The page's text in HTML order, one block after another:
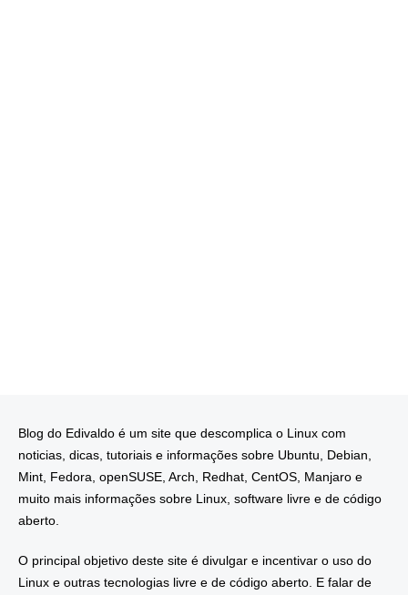
Blog do Edivaldo é um site que descomplica o Linux com
noticias, dicas, tutoriais e informações sobre Ubuntu, Debian,
Mint, Fedora, openSUSE, Arch, Redhat, CentOS, Manjaro e
muito mais informações sobre Linux, software livre e de código
aberto.
O principal objetivo deste site é divulgar e incentivar o uso do
Linux e outras tecnologias livre e de código aberto. E falar de